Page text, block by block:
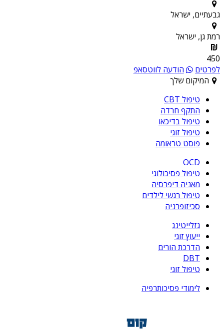
גבעתיים, ישראל
רמת גן, ישראל
450
לפרטים
הודעה לווטסאפ
המיקום שלך
טיפול CBT
התקף חרדה
טיפול בדיכאו
טיפול זוגי
פוסט טראומה
OCD
טיפול פסיכולוגי
מאניה דיפרסיה
טיפול רגשי לילדים
סכיזופרניה
גזלייטינג
ייעוץ זוגי
הדרכת הורים
DBT
טיפול זוגי
לימודי פסיכותרפיה